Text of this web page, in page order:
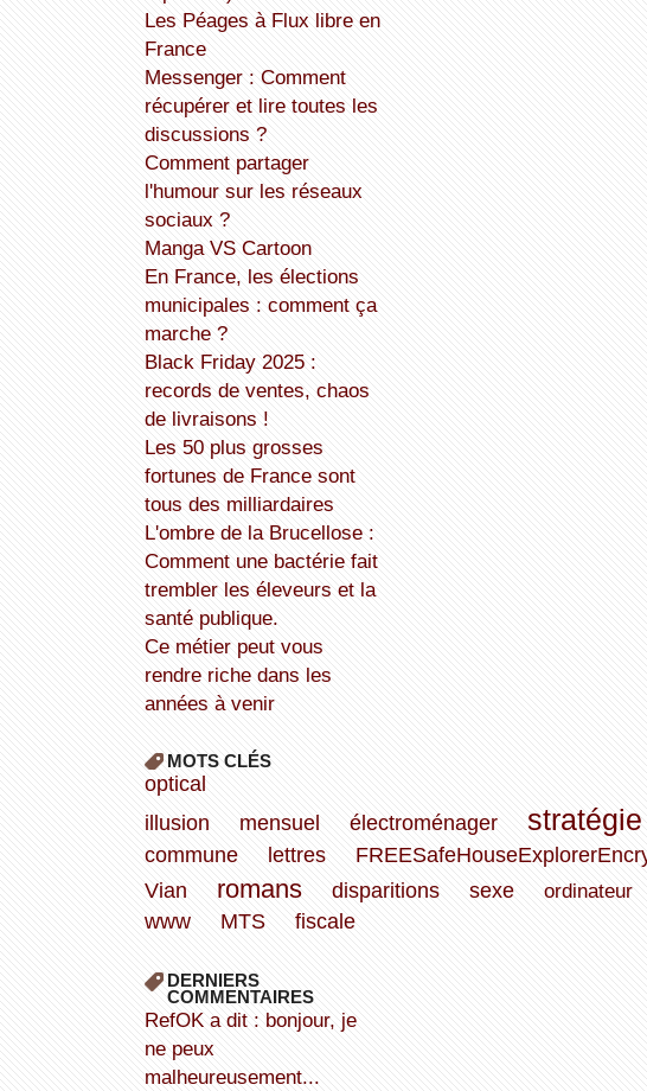
Les Péages à Flux libre en
France
Messenger : Comment
récupérer et lire toutes les
discussions ?
Comment partager
l'humour sur les réseaux
sociaux ?
Manga VS Cartoon
En France, les élections
municipales : comment ça
marche ?
Black Friday 2025 :
records de ventes, chaos
de livraisons !
Les 50 plus grosses
fortunes de France sont
tous des milliardaires
L'ombre de la Brucellose :
Comment une bactérie fait
trembler les éleveurs et la
santé publique.
Ce métier peut vous
rendre riche dans les
années à venir
MOTS CLÉS
optical
illusion
mensuel électroménager stratégie
commune
lettres
Vian
romans disparitions sexe ordinateur
www
MTS fiscale
DERNIERS
COMMENTAIRES
refOK a dit : bonjour, je
ne peux
malheureusement...